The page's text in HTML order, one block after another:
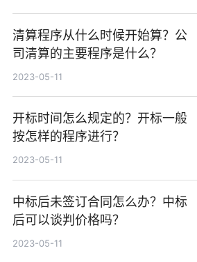
清算程序从什么时候开始算？公
司清算的主要程序是什么？
2023-05-11
开标时间怎么规定的？开标一般
按怎样的程序进行？
2023-05-11
中标后未签订合同怎么办？中标
后可以谈判价格吗？
2023-05-11